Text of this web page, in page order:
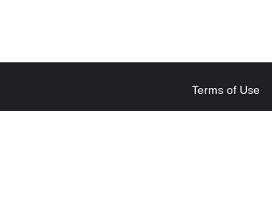
Terms of Use